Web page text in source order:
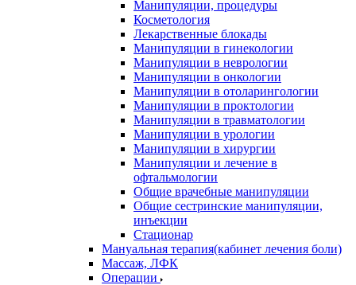
Манипуляции, процедуры
Косметология
Лекарственные блокады
Манипуляции в гинекологии
Манипуляции в неврологии
Манипуляции в онкологии
Манипуляции в отоларингологии
Манипуляции в проктологии
Манипуляции в травматологии
Манипуляции в урологии
Манипуляции в хирургии
Манипуляции и лечение в
офтальмологии
Общие врачебные манипуляции
Общие сестринские манипуляции,
инъекции
Стационар
Мануальная терапия(кабинет лечения боли)
Массаж, ЛФК
Операции